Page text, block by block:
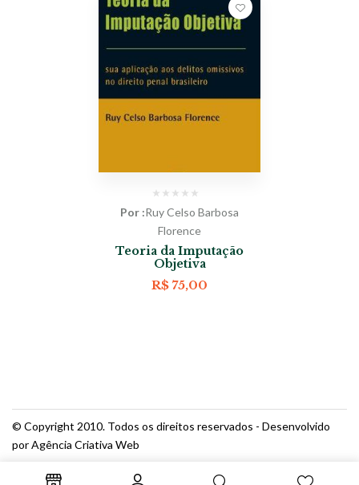
Por :Ruy Celso Barbosa
Florence
Teoria da Imputação
Objetiva
R$ 75,00
© Copyright 2010. Todos os direitos reservados - Desenvolvido
por Agência Criativa Web